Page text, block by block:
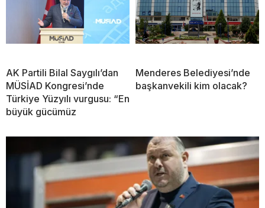
AK Partili Bilal Saygılı’dan
MÜSİAD Kongresi’nde
Türkiye Yüzyılı vurgusu: “En
büyük gücümüz
Menderes Belediyesi’nde
başkanvekili kim olacak?